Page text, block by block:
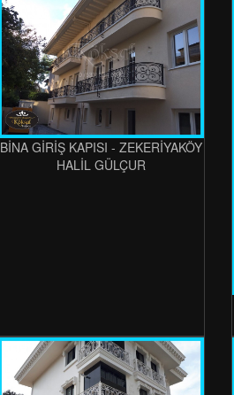
BİNA GİRİŞ KAPISI - ZEKERİYAKÖY
HALİL GÜLÇUR